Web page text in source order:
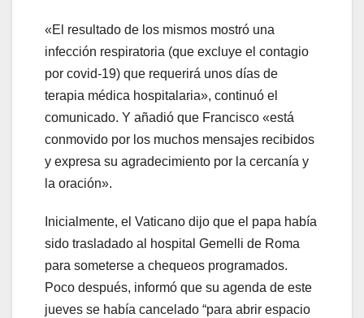
«El resultado de los mismos mostró una
infección respiratoria (que excluye el contagio
por covid-19) que requerirá unos días de
terapia médica hospitalaria», continuó el
comunicado. Y añadió que Francisco «está
conmovido por los muchos mensajes recibidos
y expresa su agradecimiento por la cercanía y
la oración».
Inicialmente, el Vaticano dijo que el papa había
sido trasladado al hospital Gemelli de Roma
para someterse a chequeos programados.
Poco después, informó que su agenda de este
jueves se había cancelado “para abrir espacio